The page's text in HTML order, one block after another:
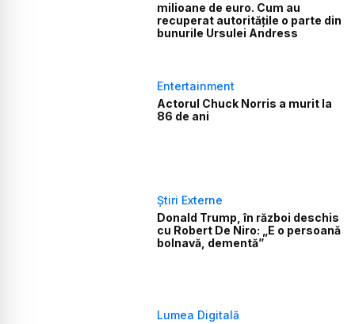
milioane de euro. Cum au
recuperat autoritățile o parte din
bunurile Ursulei Andress
Entertainment
Actorul Chuck Norris a murit la
86 de ani
Știri Externe
Donald Trump, în război deschis
cu Robert De Niro: „E o persoană
bolnavă, dementă”
Lumea Digitală